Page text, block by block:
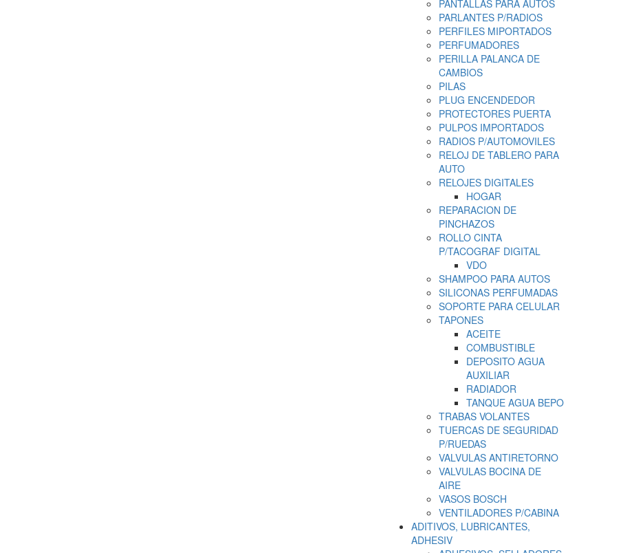
PANTALLAS PARA AUTOS
PARLANTES P/RADIOS
PERFILES MIPORTADOS
PERFUMADORES
PERILLA PALANCA DE
CAMBIOS
PILAS
PLUG ENCENDEDOR
PROTECTORES PUERTA
PULPOS IMPORTADOS
RADIOS P/AUTOMOVILES
RELOJ DE TABLERO PARA
AUTO
RELOJES DIGITALES
HOGAR
REPARACION DE
PINCHAZOS
ROLLO CINTA
P/TACOGRAF DIGITAL
VDO
SHAMPOO PARA AUTOS
SILICONAS PERFUMADAS
SOPORTE PARA CELULAR
TAPONES
ACEITE
COMBUSTIBLE
DEPOSITO AGUA
AUXILIAR
RADIADOR
TANQUE AGUA BEPO
TRABAS VOLANTES
TUERCAS DE SEGURIDAD
P/RUEDAS
VALVULAS ANTIRETORNO
VALVULAS BOCINA DE
AIRE
VASOS BOSCH
VENTILADORES P/CABINA
ADITIVOS, LUBRICANTES,
ADHESIV